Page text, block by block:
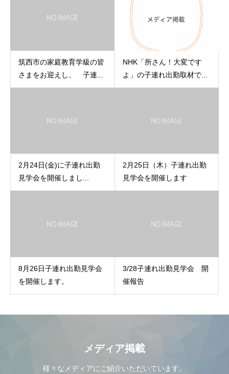
筑西市の家庭教育学級の皆
さまをお迎えし、 子連...
NHK「所さん！大変です
よ」の子連れ出勤取材で...
2月24日(金)に子連れ出勤
見学会を開催しまし...
2月25日（木）子連れ出勤
見学会を開催します
8月26日子連れ出勤見学会
を開催します。
3/28子連れ出勤見学会 開
催報告
メディア掲載
様々なメディアにご紹介いただいています。